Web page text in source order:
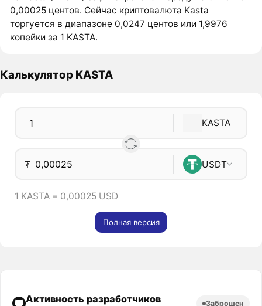
0,00025 центов. Сейчас криптовалюта Kasta
торгуется в диапазоне 0,0247 центов или 1,9976
копейки за 1 KASTA.
Калькулятор KASTA
KASTA
₮ USDT
1 KASTA = 0,00025 USD
Полная версия
Активность разработчиков Заброшен